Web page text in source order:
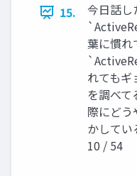
15.
今日話し
葉に慣れ
れてもギ
を調べ
際にどう
かしてい
10 / 54